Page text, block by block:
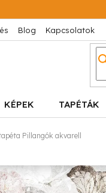
Blog Kapcsolatok
KÉPEK TAPÉTÁK
Pillangók akvarell